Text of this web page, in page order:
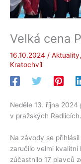
Velká cena
16.10.2024 / Aktuality,
Kratochvíl
Neděle 13. října
v pražských Radlicích.
Na závody se
zaručilo velmi kvalitní
zúčastnilo 17 plavců